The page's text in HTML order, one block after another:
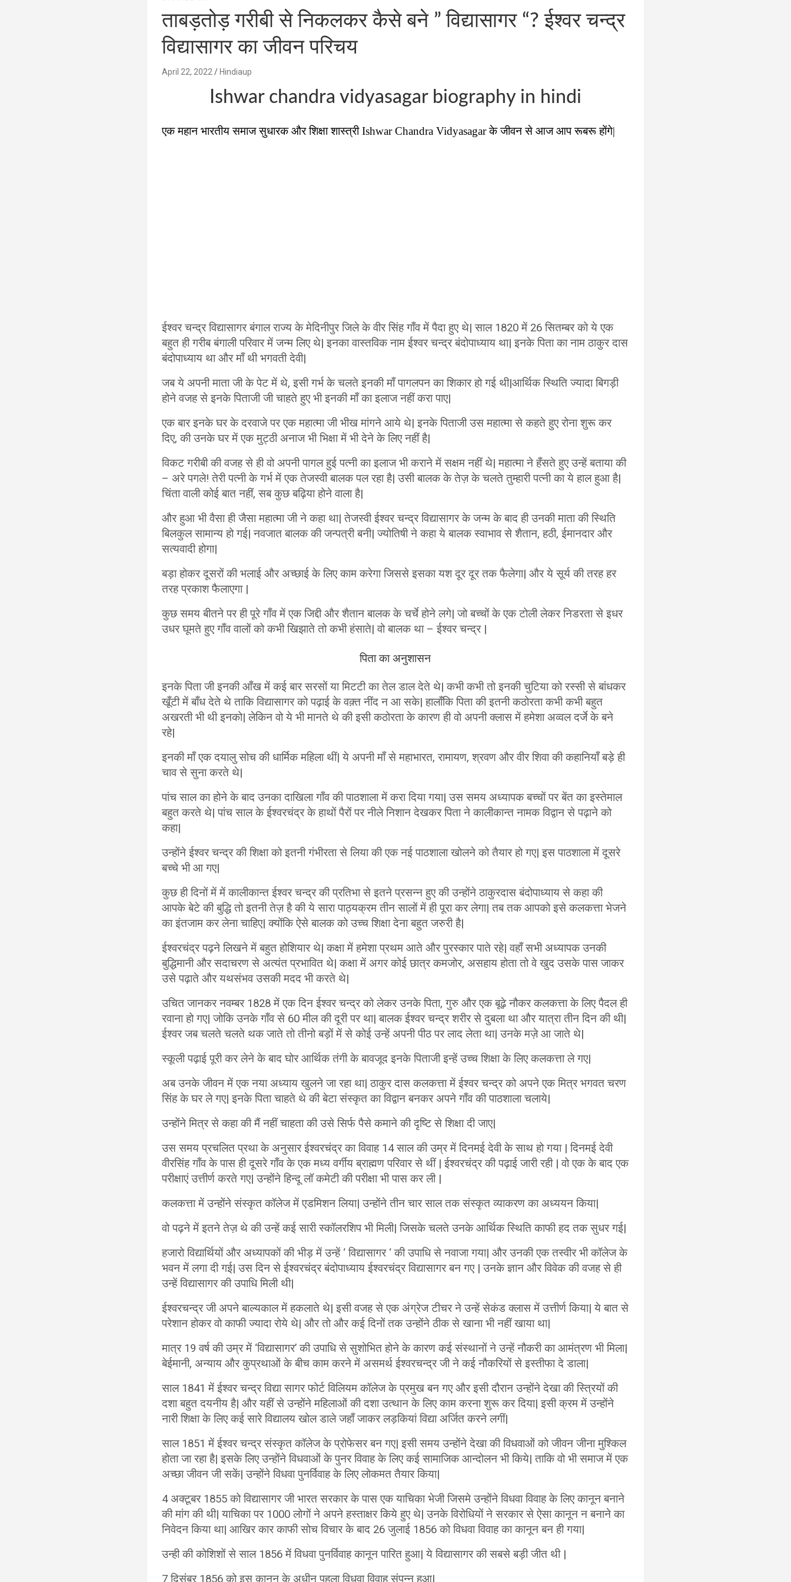
ताबड़तोड़ गरीबी से निकलकर कैसे बने ” विद्यासागर “? ईश्वर चन्द्र
विद्यासागर का जीवन परिचय
April 22, 2022 Hindiaup
Ishwar chandra vidyasagar biography in hindi
एक महान भारतीय समाज सुधारक और शिक्षा शास्त्री Ishwar Chandra Vidyasagar के जीवन से आज आप रूबरू होंगे|
ईश्वर चन्द्र विद्यासागर बंगाल राज्य के मेदिनीपुर जिले के वीर सिंह गाँव में पैदा हुए थे| साल 1820 में 26 सितम्बर को ये एक
बहुत ही गरीब बंगाली परिवार में जन्म लिए थे| इनका वास्तविक नाम ईश्वर चन्द्र बंदोपाध्याय था| इनके पिता का नाम ठाकुर दास
बंदोपाध्याय था और माँ थी भगवती देवी|
जब ये अपनी माता जी के पेट में थे, इसी गर्भ के चलते इनकी माँ पागलपन का शिकार हो गई थी|आर्थिक स्थिति ज्यादा बिगड़ी
होने वजह से इनके पिताजी जी चाहते हुए भी इनकी माँ का इलाज नहीं करा पाए|
एक बार इनके घर के दरवाजे पर एक महात्मा जी भीख मांगने आये थे| इनके पिताजी उस महात्मा से कहते हुए रोना शुरू कर
दिए, की उनके घर में एक मुट्ठी अनाज भी भिक्षा में भी देने के लिए नहीं है|
विकट गरीबी की वजह से ही वो अपनी पागल हुई पत्नी का इलाज भी कराने में सक्षम नहीं थे| महात्मा ने हँसते हुए उन्हें बताया की
– अरे पगले! तेरी पत्नी के गर्भ में एक तेजस्वी बालक पल रहा है| उसी बालक के तेज़ के चलते तुम्हारी पत्नी का ये हाल हुआ है|
चिंता वाली कोई बात नहीं, सब कुछ बढ़िया होने वाला है|
और हुआ भी वैसा ही जैसा महात्मा जी ने कहा था| तेजस्वी ईश्वर चन्द्र विद्यासागर के जन्म के बाद ही उनकी माता की स्थिति
बिलकुल सामान्य हो गई| नवजात बालक की जन्पत्री बनी| ज्योतिषी ने कहा ये बालक स्वाभाव से शैतान, हठी, ईमानदार और
सत्यवादी होगा|
बड़ा होकर दूसरों की भलाई और अच्छाई के लिए काम करेगा जिससे इसका यश दूर दूर तक फैलेगा| और ये सूर्य की तरह हर
तरह प्रकाश फैलाएगा |
कुछ समय बीतने पर ही पूरे गाँव में एक जिद्दी और शैतान बालक के चर्चे होने लगे| जो बच्चों के एक टोली लेकर निडरता से इधर
उधर घूमते हुए गाँव वालों को कभी खिझाते तो कभी हंसाते| वो बालक था – ईश्वर चन्द्र |
पिता का अनुशासन
इनके पिता जी इनकी आँख में कई बार सरसों या मिटटी का तेल डाल देते थे| कभी कभी तो इनकी चुटिया को रस्सी से बांधकर
खूँटी में बाँध देते थे ताकि विद्यासागर को पढ़ाई के वक़्त नींद न आ सके| हालाँकि पिता की इतनी कठोरता कभी कभी बहुत
अखरती भी थी इनको| लेकिन वो ये भी मानते थे की इसी कठोरता के कारण ही वो अपनी क्लास में हमेशा अव्वल दर्जे के बने
रहे|
इनकी माँ एक दयालु सोच की धार्मिक महिला थीं| ये अपनी माँ से महाभारत, रामायण, श्रवण और वीर शिवा की कहानियाँ बड़े ही
चाव से सुना करते थे|
पांच साल का होने के बाद उनका दाखिला गाँव की पाठशाला में करा दिया गया| उस समय अध्यापक बच्चों पर बेंत का इस्तेमाल
बहुत करते थे| पांच साल के ईश्वरचंद्र के हाथों पैरों पर नीले निशान देखकर पिता ने कालीकान्त नामक विद्वान से पढ़ाने को
कहा|
उन्होंने ईश्वर चन्द्र की शिक्षा को इतनी गंभीरता से लिया की एक नई पाठशाला खोलने को तैयार हो गए| इस पाठशाला में दूसरे
बच्चे भी आ गए|
कुछ ही दिनों में में कालीकान्त ईश्वर चन्द्र की प्रतिभा से इतने प्रसन्न हुए की उन्होंने ठाकुरदास बंदोपाध्याय से कहा की
आपके बेटे की बुद्धि तो इतनी तेज़ है की ये सारा पाठ्यक्रम तीन सालों में ही पूरा कर लेगा| तब तक आपको इसे कलकत्ता भेजने
का इंतजाम कर लेना चाहिए| क्योंकि ऐसे बालक को उच्च शिक्षा देना बहुत जरुरी है|
ईश्वरचंद्र पढ़ने लिखने में बहुत होशियार थे| कक्षा में हमेशा प्रथम आते और पुरस्कार पाते रहे| वहाँ सभी अध्यापक उनकी
बुद्धिमानी और सदाचरण से अत्यंत प्रभावित थे| कक्षा में अगर कोई छात्र कमजोर, असहाय होता तो वे खुद उसके पास जाकर
उसे पढ़ाते और यथसंभव उसकी मदद भी करते थे|
उचित जानकर नवम्बर 1828 में एक दिन ईश्वर चन्द्र को लेकर उनके पिता, गुरु और एक बूढ़े नौकर कलकत्ता के लिए पैदल ही
रवाना हो गए| जोकि उनके गाँव से 60 मील की दूरी पर था| बालक ईश्वर चन्द्र शरीर से दुबला था और यात्रा तीन दिन की थी|
ईश्वर जब चलते चलते थक जाते तो तीनो बड़ों में से कोई उन्हें अपनी पीठ पर लाद लेता था| उनके मज़े आ जाते थे|
स्कूली पढ़ाई पूरी कर लेने के बाद घोर आर्थिक तंगी के बावजूद इनके पिताजी इन्हें उच्च शिक्षा के लिए कलकत्ता ले गए|
अब उनके जीवन में एक नया अध्याय खुलने जा रहा था| ठाकुर दास कलकत्ता में ईश्वर चन्द्र को अपने एक मित्र भगवत चरण
सिंह के घर ले गए| इनके पिता चाहते थे की बेटा संस्कृत का विद्वान बनकर अपने गाँव की पाठशाला चलाये|
उन्होंने मित्र से कहा की मैं नहीं चाहता की उसे सिर्फ पैसे कमाने की दृष्टि से शिक्षा दी जाए|
उस समय प्रचलित प्रथा के अनुसार ईश्वरचंद्र का विवाह 14 साल की उम्र में दिनमई देवी के साथ हो गया | दिनमई देवी
वीरसिंह गाँव के पास ही दूसरे गाँव के एक मध्य वर्गीय ब्राह्मण परिवार से थीं | ईश्वरचंद्र की पढ़ाई जारी रही | वो एक के बाद एक
परीक्षाएं उत्तीर्ण करते गए| उन्होंने हिन्दू लॉ कमेटी की परीक्षा भी पास कर ली |
कलकत्ता में उन्होंने संस्कृत कॉलेज में एडमिशन लिया| उन्होंने तीन चार साल तक संस्कृत व्याकरण का अध्ययन किया|
वो पढ़ने में इतने तेज़ थे की उन्हें कई सारी स्कॉलरशिप भी मिली| जिसके चलते उनके आर्थिक स्थिति काफी हद तक सुधर गई|
हजारो विद्यार्थियों और अध्यापकों की भीड़ में उन्हें ‘ विद्यासागर ‘ की उपाधि से नवाजा गया| और उनकी एक तस्वीर भी कॉलेज के
भवन में लगा दी गई| उस दिन से ईश्वरचंद्र बंदोपाध्याय ईश्वरचंद्र विद्यासागर बन गए | उनके ज्ञान और विवेक की वजह से ही
उन्हें विद्यासागर की उपाधि मिली थी|
ईश्वरचन्द्र जी अपने बाल्यकाल में हकलाते थे| इसी वजह से एक अंग्रेज टीचर ने उन्हें सेकंड क्लास में उत्तीर्ण किया| ये बात से
परेशान होकर वो काफी ज्यादा रोये थे| और तो और कई दिनों तक उन्होंने ठीक से खाना भी नहीं खाया था|
मात्र 19 वर्ष की उम्र में ‘विद्यासागर’ की उपाधि से सुशोभित होने के कारण कई संस्थानों ने उन्हें नौकरी का आमंत्रण भी मिला|
बेईमानी, अन्याय और कुप्रथाओं के बीच काम करने में असमर्थ ईश्वरचन्द्र जी ने कई नौकरियों से इस्तीफा दे डाला|
साल 1841 में ईश्वर चन्द्र विद्या सागर फोर्ट विलियम कॉलेज के प्रमुख बन गए और इसी दौरान उन्होंने देखा की स्त्रियों की
दशा बहुत दयनीय है| और यहीं से उन्होंने महिलाओं की दशा उत्थान के लिए काम करना शुरू कर दिया| इसी क्रम में उन्होंने
नारी शिक्षा के लिए कई सारे विद्यालय खोल डाले जहाँ जाकर लड़कियां विद्या अर्जित करने लगीं|
साल 1851 में ईश्वर चन्द्र संस्कृत कॉलेज के प्रोफेसर बन गए| इसी समय उन्होंने देखा की विधवाओं को जीवन जीना मुश्किल
होता जा रहा है| इसके लिए उन्होंने विधवाओं के पुनर विवाह के लिए कई सामाजिक आन्दोलन भी किये| ताकि वो भी समाज में एक
अच्छा जीवन जी सकें| उन्होंने विधवा पुनर्विवाह के लिए लोकमत तैयार किया|
4 अक्टूबर 1855 को विद्यासागर जी भारत सरकार के पास एक याचिका भेजी जिसमे उन्होंने विधवा विवाह के लिए कानून बनाने
की मांग की थी| याचिका पर 1000 लोगों ने अपने हस्ताक्षर किये हुए थे| उनके विरोधियों ने सरकार से ऐसा कानून न बनाने का
निवेदन किया था| आखिर कार काफी सोच विचार के बाद 26 जुलाई 1856 को विधवा विवाह का कानून बन ही गया|
उन्ही की कोशिशों से साल 1856 में विधवा पुनर्विवाह कानून पारित हुआ| ये विद्यासागर की सबसे बड़ी जीत थी |
7 दिसंबर 1856 को इस कानून के अधीन पहला विधवा विवाह संपन्न हुआ|